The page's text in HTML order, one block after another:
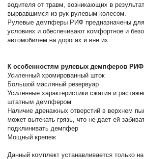
водителя от травм, возникающих в
вырвавшимся из рук рулевым колесом.
Рулевые демпферы РИФ предназначены
условиях и обеспечивают комфортное и
автомобилем на дорогах и вне их.
К особенностям рулевых демпферов РИФ
Усиленный хромированный шток
Большой масляный резервуар
Усиленные характеристики сжатия и
штатным демпфером
Наличие дренажных отверстий в верхнем
может вытекать грязь, что не дает ей
подклинивать демпфер
Мощный крепеж
Данный комплект устанавливается только